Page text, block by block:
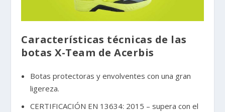
Características técnicas de las
botas X-Team de Acerbis
Botas protectoras y envolventes con una gran
ligereza.
CERTIFICACIÓN EN 13634: 2015 – supera con el